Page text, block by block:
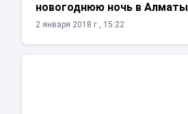
новогоднюю ночь в Алматы
2 января 2018 г., 15:22